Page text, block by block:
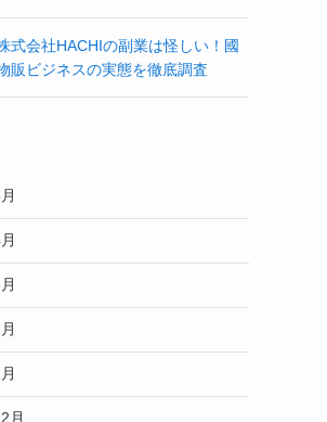
式会社HACHIの副業は怪しい！國
販ビジネスの実態を徹底調査
月